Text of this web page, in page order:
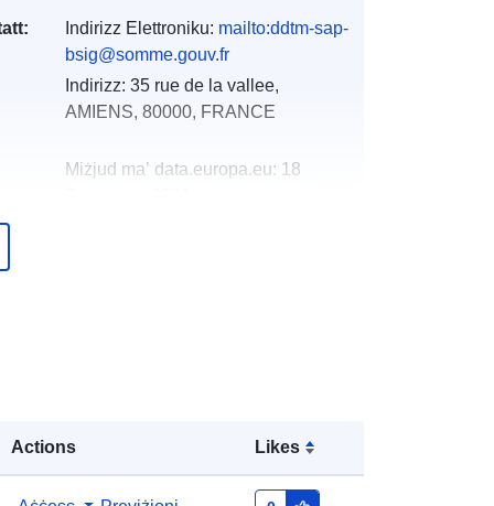
Actions Likes
Indirizz Elettroniku: mailto:ddtm-sap-
bsig@somme.gouv.fr
Indirizz: 35 rue de la vallee,
AMIENS, 80000, FRANCE
Miżjud ma’ data.europa.eu: 18
Tip: Polygon